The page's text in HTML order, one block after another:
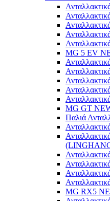
MG 5 EV
MG GT
Παλιά
MG RX5